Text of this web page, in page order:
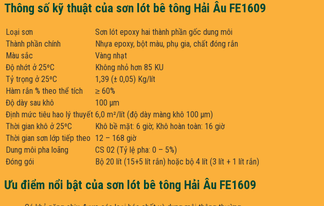
Thông số kỹ thuật của sơn lót bê tông Hải Âu FE1609
Loại sơn
Sơn lót epoxy hai thành phần gốc dung môi
Thành phần chính
Nhựa epoxy, bột màu, phụ gia, chất đóng rắn
Màu sắc
Vàng nhạt
Độ nhớt ở 25ºC
Không nhỏ hơn 85 KU
Tỷ trọng ở 25ºC
1,39 (± 0,05) Kg/lít
Hàm rắn % theo thể tích
≥ 60%
Độ dày sau khô
100 µm
Định mức tiêu hao lý thuyết 6,0 m²/lít (độ dày màng khô 100 µm)
Thời gian khô ở 25ºC
Khô bề mặt: 6 giờ; Khô hoàn toàn: 16 giờ
Thời gian sơn lớp tiếp theo 12 – 168 giờ
Dung môi pha loãng
CS 02 (Tỷ lệ pha: 0 – 5%)
Đóng gói
Bộ 20 lít (15+5 lít rắn) hoặc bộ 4 lít (3 lít + 1 lít rắn)
Ưu điểm nổi bật của sơn lót bê tông Hải Âu FE1609